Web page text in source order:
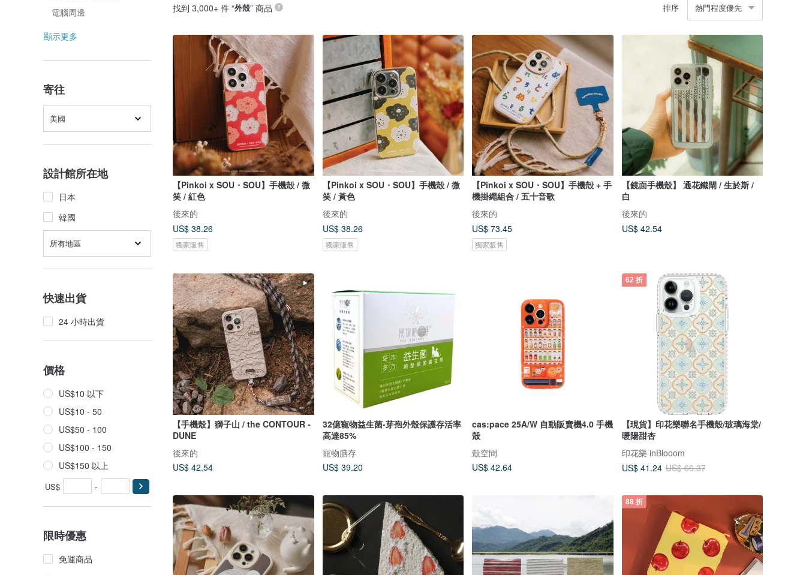
電腦周邊
顯示更多
寄往
美國
設計館所在地
日本
韓國
所有地區
快速出貨
24 小時出貨
價格
US$10 以下
US$10 - 50
US$50 - 100
US$100 - 150
US$150 以上
US$ -
限時優惠
免運商品
找到 3,000+ 件 “外殼” 商品 排序 熱門程度優先
【Pinkoi x SOU・SOU】手機殻 / 微
笑 / 紅色
後來的
US$ 38.26
獨家販售
【Pinkoi x SOU・SOU】手機殻 / 微
笑 / 黃色
後來的
US$ 38.26
獨家販售
【Pinkoi x SOU・SOU】手機殻 + 手
機掛繩組合 / 五十音歌
後來的
US$ 73.45
獨家販售
【鏡面手機殼】 通花鐵閘 / 生於斯 /
白
後來的
US$ 42.54
【手機殼】獅子山 / the CONTOUR -
DUNE
後來的
US$ 42.54
32億寵物益生菌-芽孢外殼保護存活率
高達85%
寵物膳存
US$ 39.20
cas:pace 25A/W 自動販賣機4.0 手機
殼
殼空間
US$ 42.64
62 折
【現貨】印花樂聯名手機殼/玻璃海棠/
暖陽甜杏
印花樂 inBlooom
US$ 41.24 US$ 66.37
88 折